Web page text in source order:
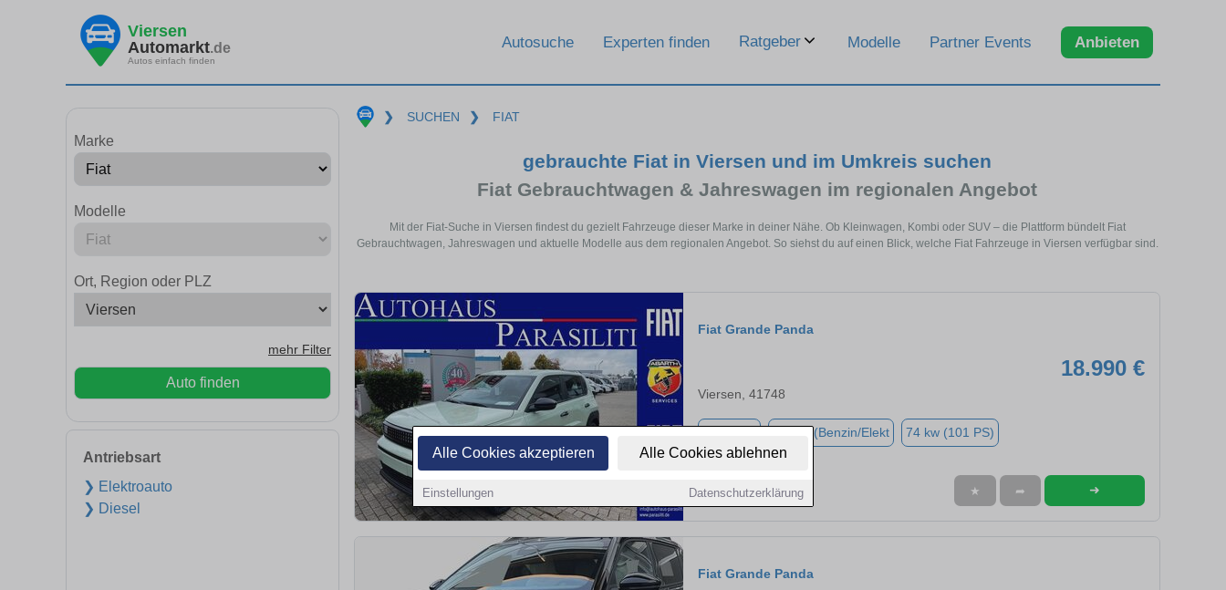
Alle Cookies akzeptieren Alle Cookies ablehnen
Einstellungen Datenschutzerklärung
Viersen
Automarkt.de
Autos einfach finden
Autosuche Experten finden Ratgeber Modelle Partner Events Anbieten
Marke
Modelle
Ort, Region oder PLZ
mehr Filter
Auto finden
Antriebsart
❯ Elektroauto
❯ Diesel
❯ SUCHEN ❯ FIAT
gebrauchte Fiat in Viersen und im Umkreis suchen
Fiat Gebrauchtwagen & Jahreswagen im regionalen Angebot
Mit der Fiat-Suche in Viersen findest du gezielt Fahrzeuge dieser Marke in deiner Nähe. Ob Kleinwagen, Kombi oder SUV – die Plattform bündelt Fiat
Gebrauchtwagen, Jahreswagen und aktuelle Modelle aus dem regionalen Angebot. So siehst du auf einen Blick, welche Fiat Fahrzeuge in Viersen verfügbar sind.
Fiat Grande Panda
18.990 €
Viersen, 41748
Hybrid (Benzin/Elekt 74 kw (101 PS)
★ ➦ ➜
Fiat Grande Panda